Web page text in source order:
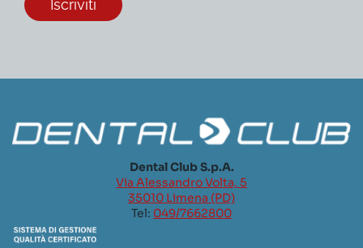
Dental Club S.p.A.
Via Alessandro Volta, 5
35010 Limena (PD)
Tel: 049/7662800